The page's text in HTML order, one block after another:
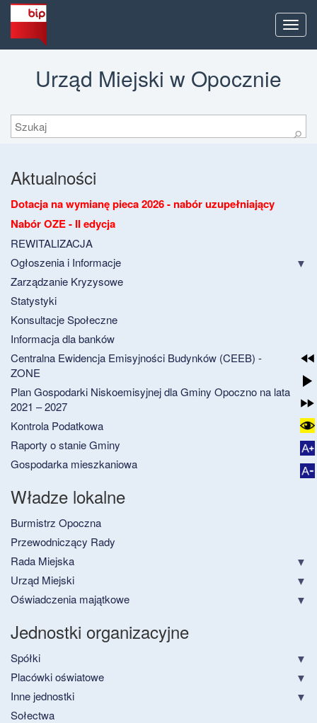
Menu
Urząd Miejski w Opocznie
Szukaj
⚲
Aktualności
Dotacja na wymianę pieca 2026 - nabór uzupełniający
Nabór OZE - II edycja
REWITALIZACJA
Ogłoszenia i Informacje
Zarządzanie Kryzysowe
Statystyki
Konsultacje Społeczne
Informacja dla banków
Centralna Ewidencja Emisyjności Budynków (CEEB) -
ZONE
Plan Gospodarki Niskoemisyjnej dla Gminy Opoczno na lata
2021 – 2027
Kontrola Podatkowa
Raporty o stanie Gminy
Gospodarka mieszkaniowa
Władze lokalne
Burmistrz Opoczna
Przewodniczący Rady
Rada Miejska
Urząd Miejski
Oświadczenia majątkowe
Jednostki organizacyjne
Spółki
Placówki oświatowe
Inne jednostki
Sołectwa